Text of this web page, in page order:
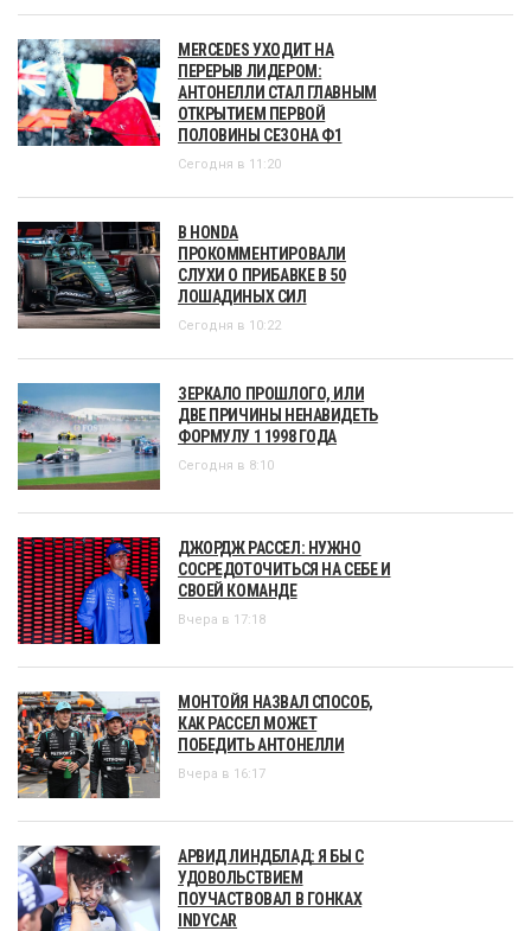
MERCEDES УХОДИТ НА
ПЕРЕРЫВ ЛИДЕРОМ:
АНТОНЕЛЛИ СТАЛ ГЛАВНЫМ
ОТКРЫТИЕМ ПЕРВОЙ
ПОЛОВИНЫ СЕЗОНА Ф1
Сегодня в 11:20
В HONDA
ПРОКОММЕНТИРОВАЛИ
СЛУХИ О ПРИБАВКЕ В 50
ЛОШАДИНЫХ СИЛ
Сегодня в 10:22
ЗЕРКАЛО ПРОШЛОГО, ИЛИ
ДВЕ ПРИЧИНЫ НЕНАВИДЕТЬ
ФОРМУЛУ 1 1998 ГОДА
Сегодня в 8:10
ДЖОРДЖ РАССЕЛ: НУЖНО
СОСРЕДОТОЧИТЬСЯ НА СЕБЕ И
СВОЕЙ КОМАНДЕ
Вчера в 17:18
МОНТОЙЯ НАЗВАЛ СПОСОБ,
КАК РАССЕЛ МОЖЕТ
ПОБЕДИТЬ АНТОНЕЛЛИ
Вчера в 16:17
АРВИД ЛИНДБЛАД: Я БЫ С
УДОВОЛЬСТВИЕМ
ПОУЧАСТВОВАЛ В ГОНКАХ
INDYCAR